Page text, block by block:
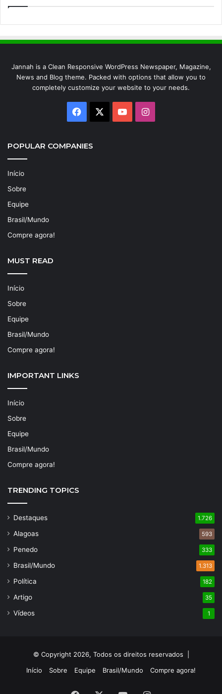
Jannah is a Clean Responsive WordPress Newspaper, Magazine,
News and Blog theme. Packed with options that allow you to
completely customize your website to your needs.
Facebook YouTubeInstagram
POPULAR COMPANIES
Início
Sobre
Equipe
Brasil/Mundo
Compre agora!
MUST READ
Início
Sobre
Equipe
Brasil/Mundo
Compre agora!
IMPORTANT LINKS
Início
Sobre
Equipe
Brasil/Mundo
Compre agora!
TRENDING TOPICS
Destaques 1.726
Alagoas 593
Penedo 333
Brasil/Mundo 1.313
Política 182
Artigo 35
Vídeos 1
© Copyright 2026, Todos os direitos reservados |
Início
Sobre Equipe Brasil/Mundo Compre agora!